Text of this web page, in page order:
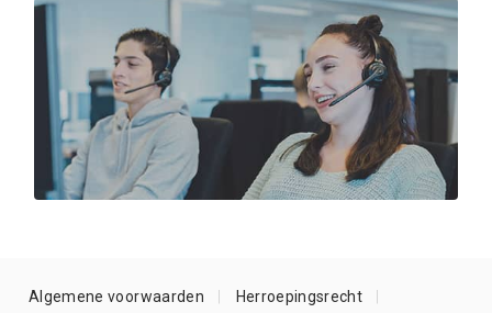
Algemene voorwaarden Herroepingsrecht